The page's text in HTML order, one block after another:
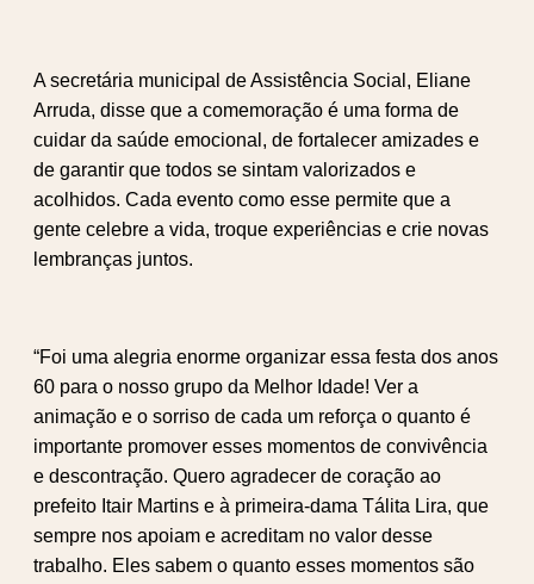
A secretária municipal de Assistência Social, Eliane
Arruda, disse que a comemoração é uma forma de
cuidar da saúde emocional, de fortalecer amizades e
de garantir que todos se sintam valorizados e
acolhidos. Cada evento como esse permite que a
gente celebre a vida, troque experiências e crie novas
lembranças juntos.
“Foi uma alegria enorme organizar essa festa dos anos
60 para o nosso grupo da Melhor Idade! Ver a
animação e o sorriso de cada um reforça o quanto é
importante promover esses momentos de convivência
e descontração. Quero agradecer de coração ao
prefeito Itair Martins e à primeira-dama Tálita Lira, que
sempre nos apoiam e acreditam no valor desse
trabalho. Eles sabem o quanto esses momentos são